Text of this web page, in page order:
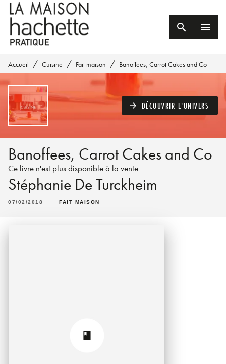
MENU RECHERCHE
PIED DE PAGE
search menu
Accueil / Cuisine / Fait maison / Banoffees, Carrot Cakes and Co
arrow_forward DÉCOUVRIR L'UNIVERS
Banoffees, Carrot Cakes and Co
Ce livre n'est plus disponible à la vente
Stéphanie De Turckheim
07/02/2018 FAIT MAISON